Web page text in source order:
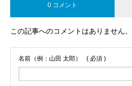
0 コメント
この記事へのコメントはありません。
名前（例：山田 太郎） ( 必須 )